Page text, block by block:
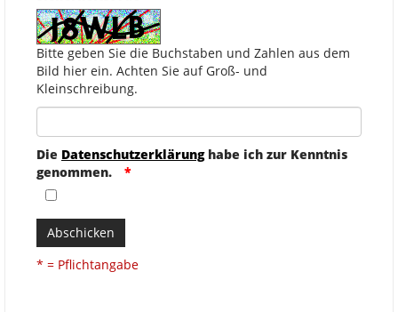
Bitte geben Sie die Buchstaben und Zahlen aus dem
Bild hier ein. Achten Sie auf Groß- und
Kleinschreibung.
Die Datenschutzerklärunghabe ich zur Kenntnis
genommen.
Abschicken
* = Pflichtangabe